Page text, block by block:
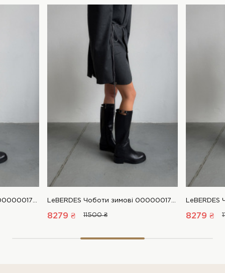
LeBERDES Чоботи зимові 00000017622 1 Магазин взуття “Favorite Shoes” LeBERDES Чоботи зимові 00000017622 1 Магазин взуття “Favorite Shoes”
8279 ₴ 11500 ₴ 8279 ₴